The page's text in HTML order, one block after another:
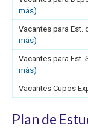
más)
Vacantes para Est.
más)
Vacantes para Est.
más)
Vacantes Cupos
Plan de